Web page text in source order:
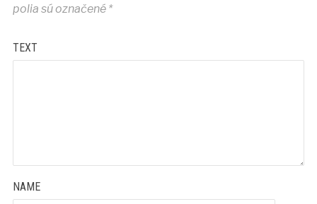
polia sú označené *
TEXT
NAME